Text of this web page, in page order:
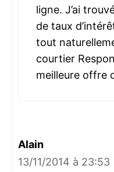
ligne. J’ai
de taux
tout
courtier
meilleure offre
Alain
13/11/2014 à 23:53